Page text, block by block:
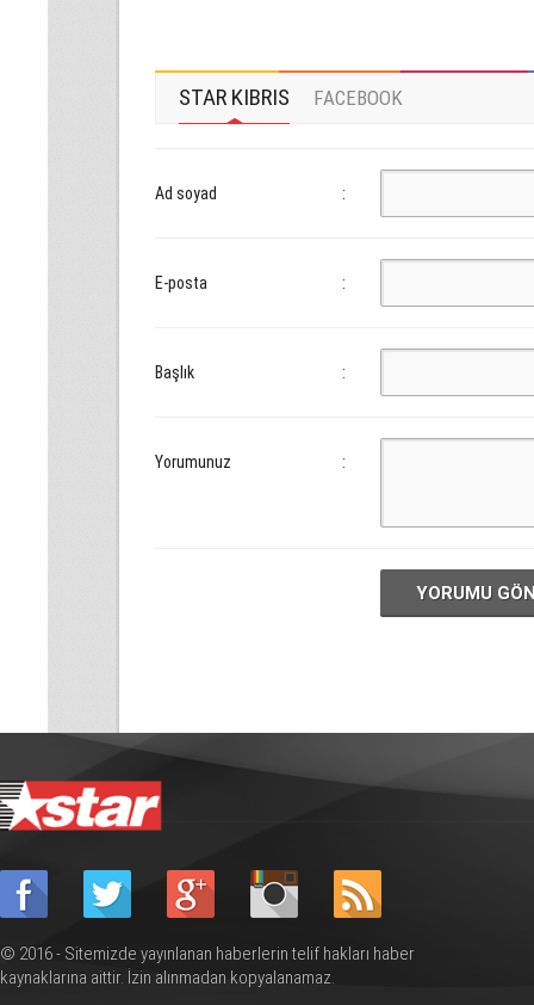
STAR KIBRIS FACEBOOK
Ad soyad :
E-posta :
Başlık :
Yorumunuz :
YORUMU
© 2016 - Sitemizde yayınlanan haberlerin telif hakları haber
kaynaklarına aittir. İzin alınmadan kopyalanamaz.